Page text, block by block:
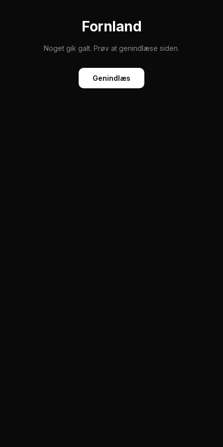
Fornland
Noget gik galt. Prøv at genindlæse siden.
Genindlæs